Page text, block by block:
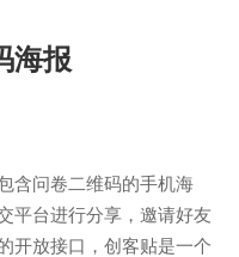
海报
含问卷二维码的手机海
平台进行分享，邀请好友
开放接口，创客贴是一个